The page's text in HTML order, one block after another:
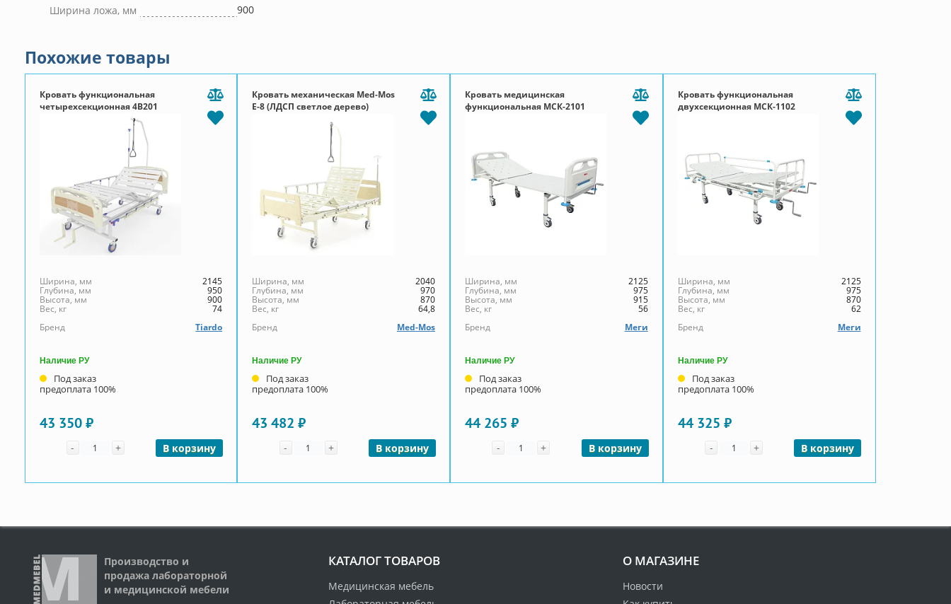
Ширина ложа, мм
900
Похожие товары
Кровать функциональная
четырехсекционная 4B201
Ширина, мм 2145
Глубина, мм 950
Высота, мм 900
Вес, кг
74
Бренд
Tiardo
Наличие РУ
Под заказ
предоплата 100%
43 350 ₽
- Количество
+ В корзину
Кровать механическая Med-Mos
Е-8 (ЛДСП светлое дерево)
Ширина, мм 2040
Глубина, мм 970
Высота, мм 870
Вес, кг
64,8
Бренд
Med-Mos
Наличие РУ
Под заказ
предоплата 100%
43 482 ₽
- Количество
+ В корзину
Кровать медицинская
функциональная МСК-2101
Ширина, мм 2125
Глубина, мм 975
Высота, мм 915
Вес, кг
56
Бренд
Меги
Наличие РУ
Под заказ
предоплата 100%
44 265 ₽
- Количество
+ В корзину
Кровать функциональная
двухсекционная МСК-1102
Ширина, мм 2125
Глубина, мм 975
Высота, мм 870
Вес, кг
62
Бренд
Меги
Наличие РУ
Под заказ
предоплата 100%
44 325 ₽
- Количество
+ В корзину
Производство и
продажа лабораторной
и медицинской мебели
КАТАЛОГ ТОВАРОВ
Медицинская мебель
О МАГАЗИНЕ
Новости